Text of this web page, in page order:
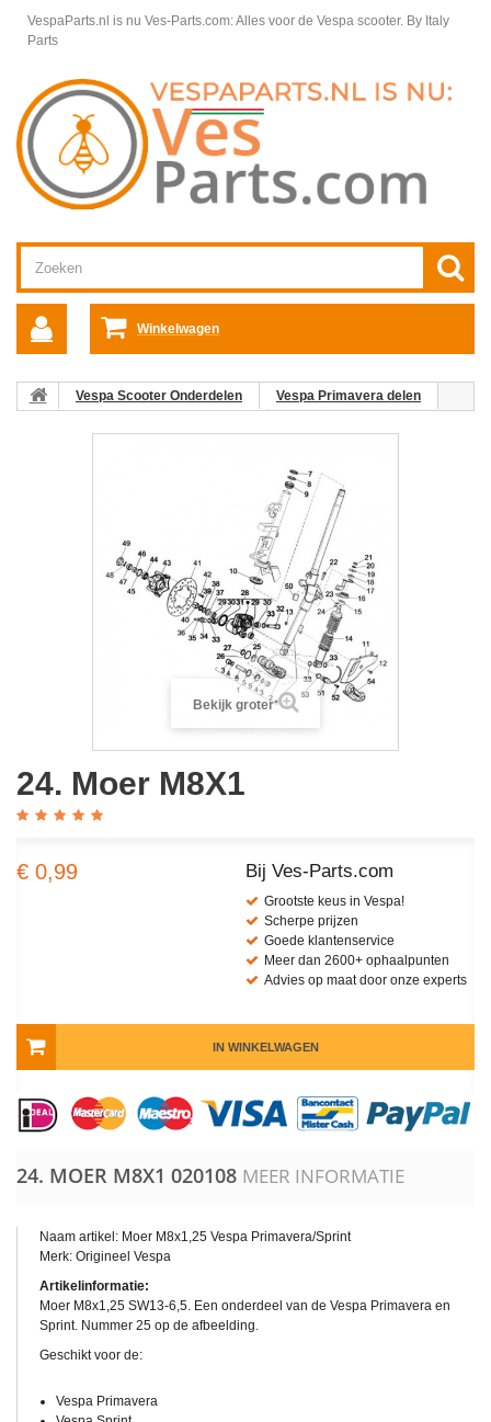
VespaParts.nl is nu Ves-Parts.com: Alles voor de Vespa scooter. By Italy
Parts
Winkelwagen
Vespa Scooter Onderdelen
Vespa Primavera delen
Bekijk groter
24. Moer M8X1
€ 0,99 Bij Ves-Parts.com
Grootste keus in Vespa!
Scherpe prijzen
Goede klantenservice
Meer dan 2600+ ophaalpunten
Advies op maat door onze experts
IN WINKELWAGEN
24. MOER M8X1 020108 MEER INFORMATIE
Naam artikel: Moer M8x1,25 Vespa Primavera/Sprint
Merk: Origineel Vespa
Artikelinformatie:
Moer M8x1,25 SW13-6,5. Een onderdeel van de Vespa Primavera en
Sprint. Nummer 25 op de afbeelding.
Geschikt voor de:
Vespa Primavera